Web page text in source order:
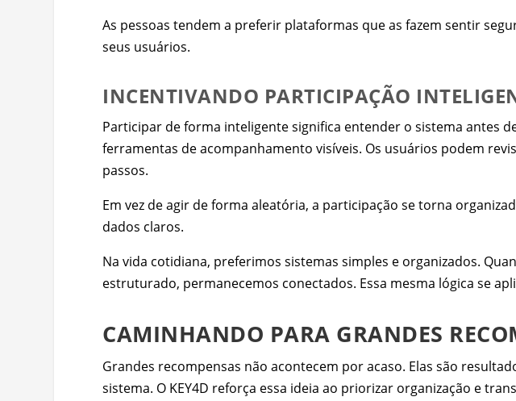
As pessoas tendem a preferir plataformas que as fazem sentir
seus usuários.
INCENTIVANDO PARTICIPAÇÃO
Participar de forma inteligente significa entender o sistema antes
ferramentas de acompanhamento visíveis. Os usuários podem
passos.
Em vez de agir de forma aleatória, a participação se torna
dados claros.
Na vida cotidiana, preferimos sistemas simples e organizados.
estruturado, permanecemos conectados. Essa mesma lógica se
CAMINHANDO PARA GRANDES
Grandes recompensas não acontecem por acaso. Elas são
sistema. O KEY4D reforça essa ideia ao priorizar organização e